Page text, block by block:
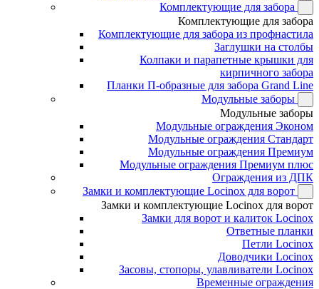
Комплектующие для забора
Комплектующие для забора
Комплектующие для забора из профнастила
Заглушки на столбы
Колпаки и парапетные крышки для
кирпичного забора
Планки П-образные для забора Grand Line
Модульные заборы
Модульные заборы
Модульные ограждения Эконом
Модульные ограждения Стандарт
Модульные ограждения Премиум
Модульные ограждения Премиум плюс
Ограждения из ДПК
Замки и комплектующие Locinox для ворот
Замки и комплектующие Locinox для ворот
Замки для ворот и калиток Locinox
Ответные планки
Петли Locinox
Доводчики Locinox
Засовы, стопоры, улавливатели Locinox
Временные ограждения